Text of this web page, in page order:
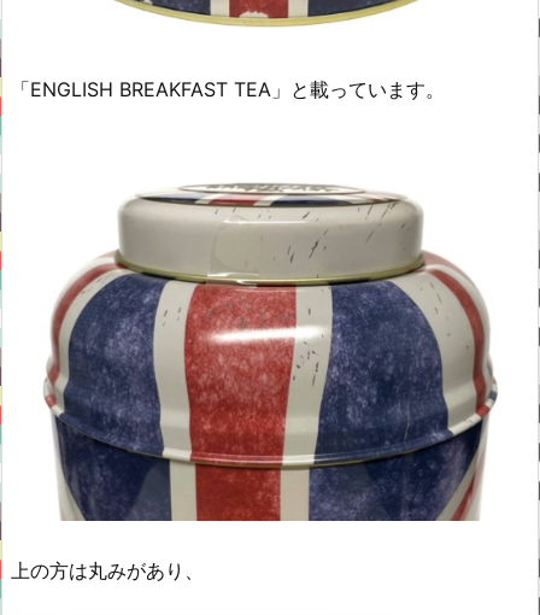
「ENGLISH BREAKFAST TEA」と載っています。
上の方は丸みがあり、